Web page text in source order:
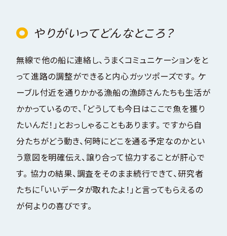
やりがいってどんなところ？
無線で他の船に連絡し、うまくコミュニケーションをと
って進路の調整ができると内心ガッツポーズです。 ケ
ーブル付近を通りかかる漁船の漁師さんたちも生活が
かかっているので、「どうしても今日はここで魚を獲り
たいんだ！」とおっしゃることもあります。 ですから自
分たちがどう動き、何時にどこを通る予定なのかとい
う意図を明確伝え、譲り合って協力することが肝心で
す。 協力の結果、調査をそのまま続行できて、研究者
たちに「いいデータが取れたよ！」と言ってもらえるの
が何よりの喜びです。